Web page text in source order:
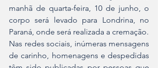
manhã de quarta-feira, 10 de junho, o
corpo será levado para Londrina, no
Paraná, onde será realizada a cremação.
Nas redes sociais, inúmeras mensagens
de carinho, homenagens e despedidas